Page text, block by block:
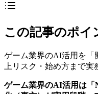
この記事のポイ
ゲーム業界のAI活用を「
上リスク・始め方まで実
ゲーム業界のAI活用は「